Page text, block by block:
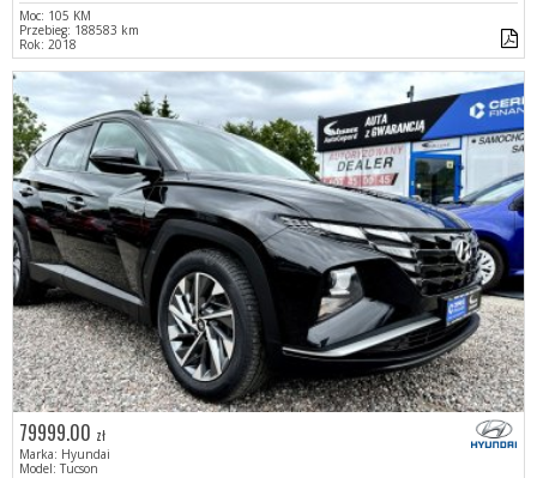
Moc: 105 KM
Przebieg: 188583 km
Rok: 2018
79999.00 zł
Marka: Hyundai
Model: Tucson